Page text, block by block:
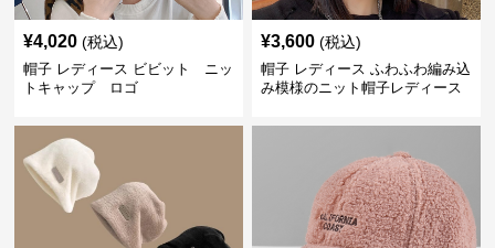
¥4,020 (税込)
帽子 レディース ビビット ニッ
トキャップ ロゴ
¥3,600 (税込)
帽子 レディース ふわふわ編み込
み模様のニット帽子レディース